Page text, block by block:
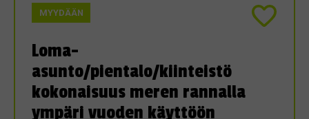
MYYDÄÄN
Loma-
asunto/pientalo/kiinteistö
kokonaisuus meren rannalla
ympäri vuoden käyttöön